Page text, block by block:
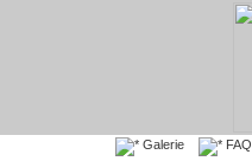
Galerie FAQ